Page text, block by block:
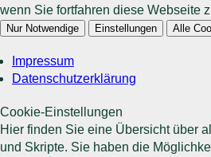
wenn Sie fortfahren diese Webseite
Nur Notwendige Einstellungen Alle
Impressum
Datenschutzerklärung
Cookie-Einstellungen
Hier finden Sie eine Übersicht über
und Skripte. Sie haben die